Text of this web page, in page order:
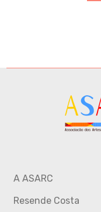
A ASARC
Resende Costa